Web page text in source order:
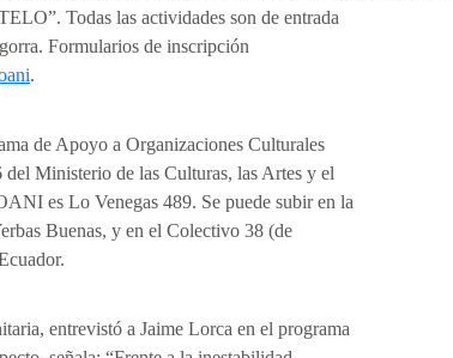
Todas las actividades son de entrada
Formularios de inscripción
.
de Apoyo a Organizaciones Culturales
Ministerio de las Culturas, las Artes y el
es Lo Venegas 489. Se puede subir en la
Buenas, y en el Colectivo 38 (de
entrevistó a Jaime Lorca en el programa